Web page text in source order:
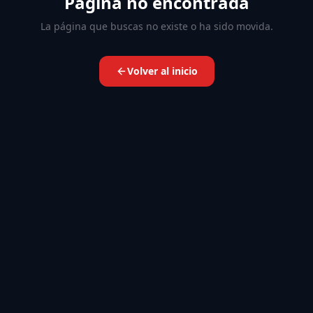
La página que buscas no existe o ha sido movida.
Volver al inicio